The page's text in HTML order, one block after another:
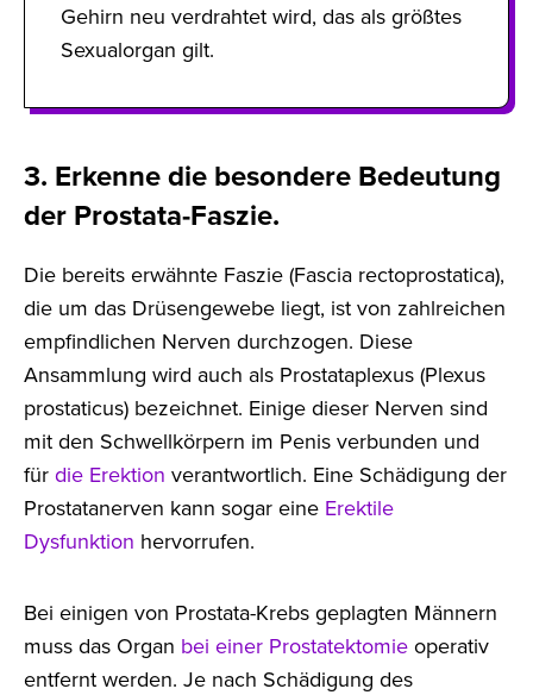
Gehirn neu verdrahtet wird, das als größtes
Sexualorgan gilt.
3. Erkenne die besondere Bedeutung
der Prostata-Faszie.
Die bereits erwähnte Faszie (Fascia rectoprostatica),
die um das Drüsengewebe liegt, ist von zahlreichen
empfindlichen Nerven durchzogen. Diese
Ansammlung wird auch als Prostataplexus (Plexus
prostaticus) bezeichnet. Einige dieser Nerven sind
mit den Schwellkörpern im Penis verbunden und
für die Erektion verantwortlich. Eine Schädigung der
Prostatanerven kann sogar eine Erektile
Dysfunktion hervorrufen.
Bei einigen von Prostata-Krebs geplagten Männern
muss das Organ bei einer Prostatektomie operativ
entfernt werden. Je nach Schädigung des